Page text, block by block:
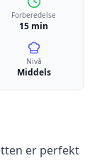
Forberedelse
15 min
Nivå
Middels
er perfekt